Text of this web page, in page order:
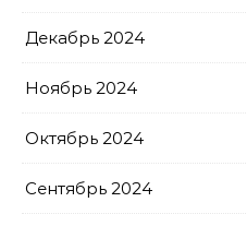
Декабрь 2024
Ноябрь 2024
Октябрь 2024
Сентябрь 2024